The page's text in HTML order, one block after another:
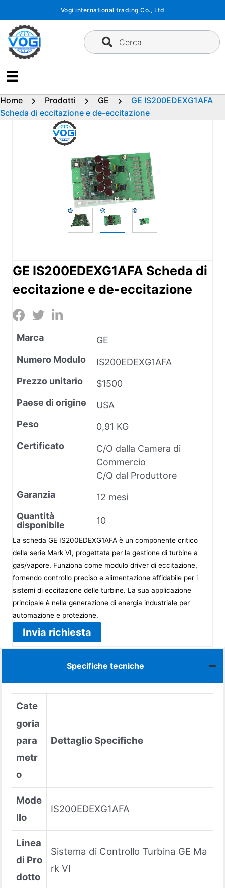
contenuto
Vogi international trading Co., Ltd
Cerca
Home Prodotti GE
GE IS200EDEXG1AFA
Scheda di eccitazione e de-eccitazione
GE IS200EDEXG1AFA Scheda di
eccitazione e de-eccitazione
Marca
GE
Numero Modulo
IS200EDEXG1AFA
Prezzo unitario
$1500
Paese di origine
USA
Peso
0,91 KG
Certificato
C/O dalla Camera di
Commercio
C/Q dal Produttore
Garanzia
12 mesi
Quantità
disponibile
10
La scheda GE IS200EDEXG1AFA è un componente critico
della serie Mark VI, progettata per la gestione di turbine a
gas/vapore. Funziona come modulo driver di eccitazione,
fornendo controllo preciso e alimentazione affidabile per i
sistemi di eccitazione delle turbine. La sua applicazione
principale è nella generazione di energia industriale per
automazione e protezione.
Invia richiesta
Specifiche tecniche
Cate
goria
para
metr
o
Dettaglio Specifiche
Mode
llo
IS200EDEXG1AFA
Linea
di Pro
dotto
Sistema di Controllo Turbina GE Ma
rk VI